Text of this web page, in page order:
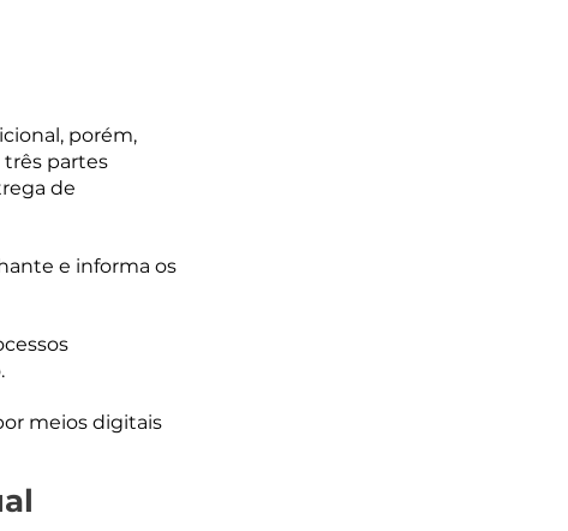
porém,
três partes
de
e informa os
meios digitais